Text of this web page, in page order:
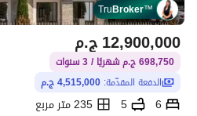
TruBroker™
ج.م12,900,000
698,750 ج.م شهريًا / 3 سنوات
الدفعة المقدّمة: 4,515,000 ج.م
6
5
235 متر مربع